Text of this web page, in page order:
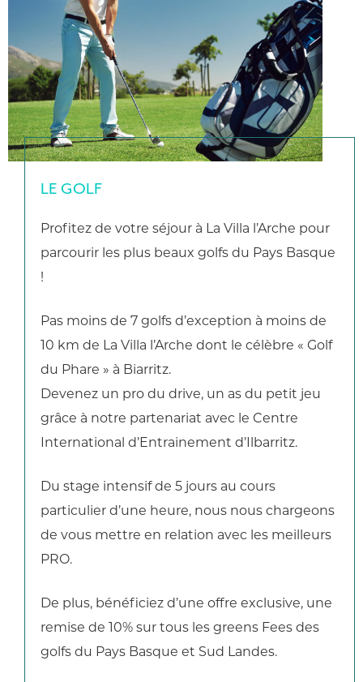
LE GOLF
Profitez de votre séjour à La Villa l’Arche pour
parcourir les plus beaux golfs du Pays Basque
!
Pas moins de 7 golfs d’exception à moins de
10 km de La Villa l’Arche dont le célèbre « Golf
du Phare » à Biarritz.
Devenez un pro du drive, un as du petit jeu
grâce à notre partenariat avec le Centre
International d’Entrainement d’Ilbarritz.
Du stage intensif de 5 jours au cours
particulier d’une heure, nous nous chargeons
de vous mettre en relation avec les meilleurs
PRO.
De plus, bénéficiez d’une offre exclusive, une
remise de 10% sur tous les greens Fees des
golfs du Pays Basque et Sud Landes.